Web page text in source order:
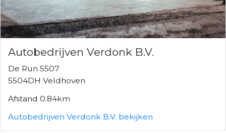
Autobedrijven Verdonk B.V.
De Run 5507
5504DH Veldhoven
Afstand 0.84km
Autobedrijven Verdonk B.V. bekijken